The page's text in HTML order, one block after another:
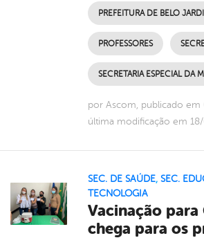
PREFEITURA DE BELO
PROFESSORES
SECRETARIA ESPECIAL DA
por Ascom, publicado em
última modificação em
SEC. DE SAÚDE, SEC.
TECNOLOGIA
Vacinação
chega para os